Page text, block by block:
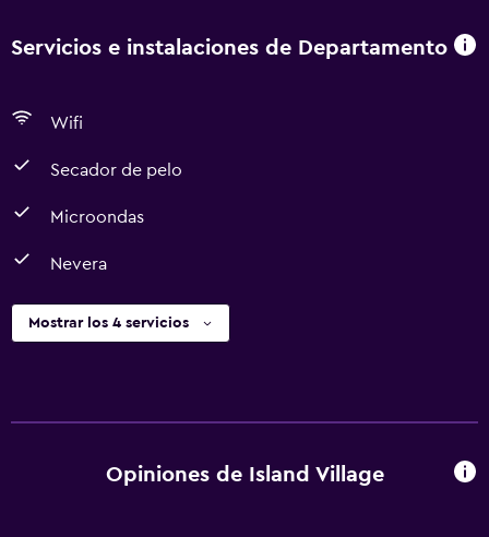
Servicios e instalaciones de Departamento
Wifi
Secador de pelo
Microondas
Nevera
Mostrar los 4 servicios
Opiniones de Island Village